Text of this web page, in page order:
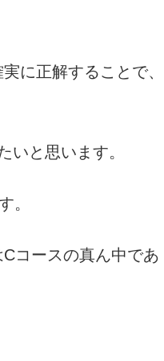
に正解することで、
いと思います。
。
コースの真ん中であ